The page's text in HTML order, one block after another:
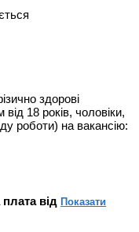
здорові
від 18 років, чоловіки,
роботи) на вакансію:
від Показати